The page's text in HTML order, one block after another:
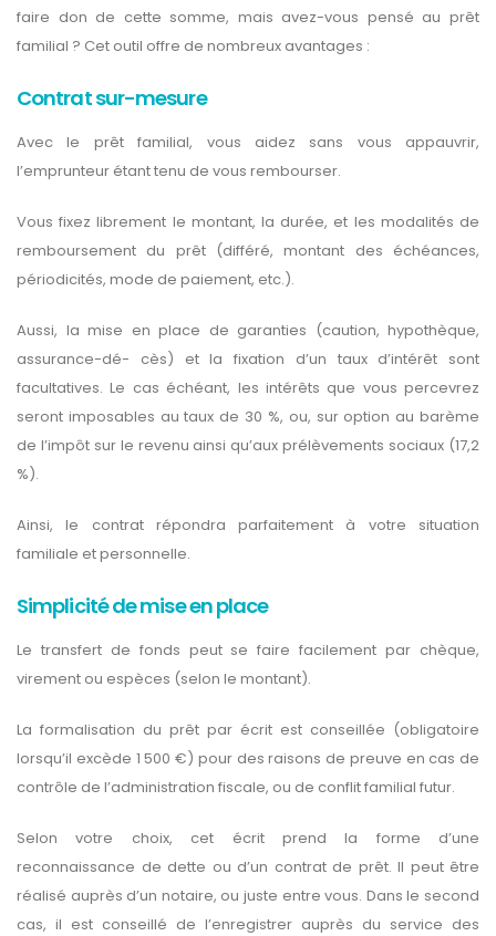
faire don de cette somme, mais avez-vous pensé au prêt
familial ? Cet outil offre de nombreux avantages :
Contrat sur-mesure
Avec le prêt familial, vous aidez sans vous appauvrir,
l’emprunteur étant tenu de vous rembourser.
Vous fixez librement le montant, la durée, et les modalités de
remboursement du prêt (différé, montant des échéances,
périodicités, mode de paiement, etc.).
Aussi, la mise en place de garanties (caution, hypothèque,
assurance-dé- cès) et la fixation d’un taux d’intérêt sont
facultatives. Le cas échéant, les intérêts que vous percevrez
seront imposables au taux de 30 %, ou, sur option au barème
de l’impôt sur le revenu ainsi qu’aux prélèvements sociaux (17,2
%).
Ainsi, le contrat répondra parfaitement à votre situation
familiale et personnelle.
Simplicité de mise en place
Le transfert de fonds peut se faire facilement par chèque,
virement ou espèces (selon le montant).
La formalisation du prêt par écrit est conseillée (obligatoire
lorsqu’il excède 1 500 €) pour des raisons de preuve en cas de
contrôle de l’administration fiscale, ou de conflit familial futur.
Selon votre choix, cet écrit prend la forme d’une
reconnaissance de dette ou d’un contrat de prêt. Il peut être
réalisé auprès d’un notaire, ou juste entre vous. Dans le second
cas, il est conseillé de l’enregistrer auprès du service des